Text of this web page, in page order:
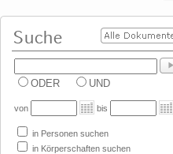
ODER UND
von bis
in Personen suchen
in Körperschaften suchen